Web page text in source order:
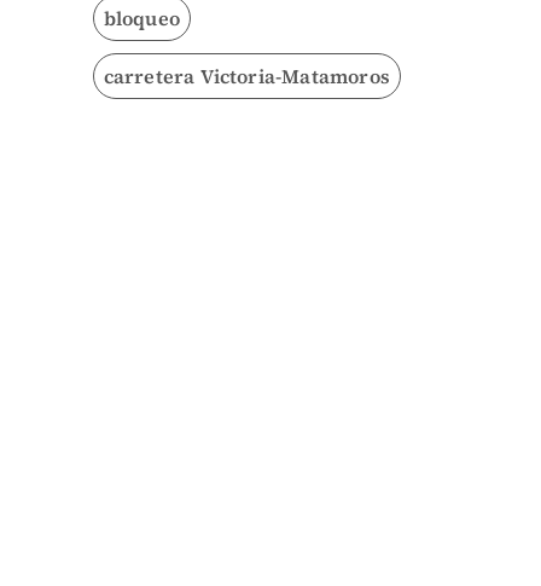
bloqueo
carretera Victoria-Matamoros